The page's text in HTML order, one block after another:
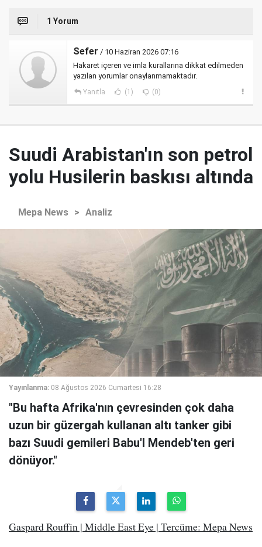
1 Yorum
Sefer / 10 Haziran 2026 07:16
Hakaret içeren ve imla kurallarına dikkat edilmeden
yazılan yorumlar onaylanmamaktadır.
Yanıtla (1) (0)
Suudi Arabistan'ın son petrol
yolu Husilerin baskısı altında
Mepa News > Analiz
Yayınlanma: 08 Ağustos 2026 Cumartesi 16:28
"Bu hafta Afrika'nın çevresinden çok daha
uzun bir güzergah kullanan altı tanker gibi
bazı Suudi gemileri Babu'l Mendeb'ten geri
dönüyor."
Gaspard Rouffin | Middle East Eye | Tercüme: Mepa News